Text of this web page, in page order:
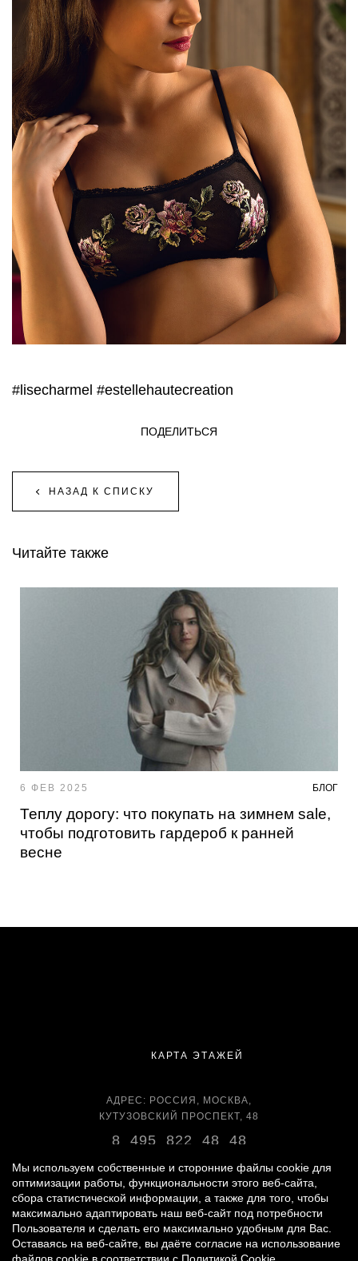
#lisecharmel #estellehautecreation
НАЗАД К СПИСКУ
ПОДЕЛИТЬСЯ
Читайте также
6 ФЕВ 2025 БЛОГ
Теплу дорогу: что покупать на зимнем sale,
чтобы подготовить гардероб к ранней
весне
КАРТА ЭТАЖЕЙ
АДРЕС: РОССИЯ, МОСКВА,
КУТУЗОВСКИЙ ПРОСПЕКТ, 48
8 495 822 48 48
ВРЕМЯ РАБОТЫ:
ЕЖЕДНЕВНО С 11:00 ДО 22:00
© 2007 - 2026«ВРЕМЕНА ГОДА»
Мы используем собственные и сторонние файлы cookie для
оптимизации работы, функциональности этого веб-сайта,
сбора статистической информации, а также для того, чтобы
максимально адаптировать наш веб-сайт под потребности
Пользователя и сделать его максимально удобным для Вас.
Оставаясь на веб-сайте, вы даёте согласие на использование